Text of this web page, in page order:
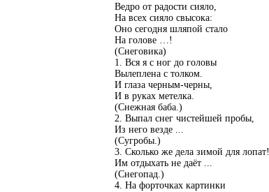
Ведро от радости сияло,
На всех сияло свысока:
Оно сегодня шляпой стало
На голове …!
(Снеговика)
1. Вся я с ног до головы
Вылеплена с толком.
И глаза черным-черны,
И в руках метелка.
(Снежная баба.)
2. Выпал снег чистейшей пробы,
Из него везде ...
(Сугробы.)
3. Сколько же дела зимой для лопат!
Им отдыхать не даёт ...
(Снегопад.)
4. На форточках картинки